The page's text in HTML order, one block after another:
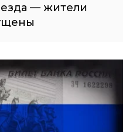
— жители